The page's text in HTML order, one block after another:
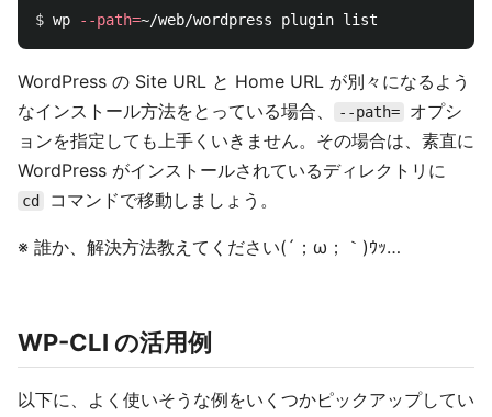
$ wp --path=
WordPress の Site URL と Home URL が別々になるよう
なインストール方法をとっている場合、
--path=
オプシ
ョンを指定しても上手くいきません。その場合は、素直に
WordPress がインストールされているディレクトリに
cd コマンドで移動しましょう。
※ 誰か、解決方法教えてください(´；ω；｀)ｳｯ…
WP-CLI の活用例
以下に、よく使いそうな例をいくつかピックアップしてい